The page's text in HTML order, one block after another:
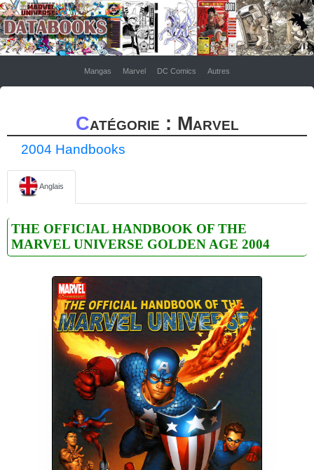
Mangas Marvel DC Comics Autres
Catégorie : Marvel
2004 Handbooks
Anglais
THE OFFICIAL HANDBOOK OF THE
MARVEL UNIVERSE GOLDEN AGE 2004